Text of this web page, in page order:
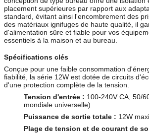
placement supérieures par rapport aux
standard, évitant ainsi l'encombrement des
des matériaux ignifuges de haute qualité, il
d'alimentation sûre et fiable pour vos
essentiels à la maison et au bureau.
Spécifications clés
Conçue pour une faible consommation
fiabilité, la série 12W est dotée de circuits
d'une protection complète de la tension.
Tension d'entrée : 100-240V CA, 50/
mondiale universelle)
Puissance de sortie totale : 12W
Plage de tension et de courant de